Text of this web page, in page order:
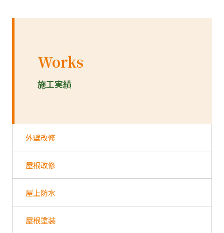
Works
施工実績
外壁改修
屋根改修
屋上防水
屋根塗装